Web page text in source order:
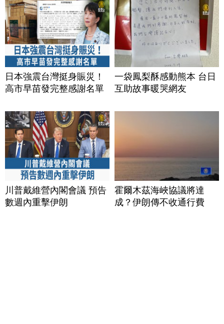
日本強震台灣挺身賑災！
高市早苗發完整感謝名單
一袋鳳梨酥感動熊本 台日
互助故事暖哭網友
川普戴維營內閣會議 預告
數週內重擊伊朗
霍爾木茲海峽協議將達
成？伊朗傳不收通行費